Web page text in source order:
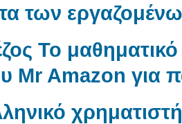
των
Το
Mr Amazon για